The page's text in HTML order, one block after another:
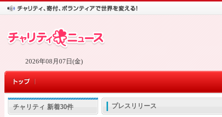
2026年08月07日(金)
チャリティ 新着30件 プレスリリース